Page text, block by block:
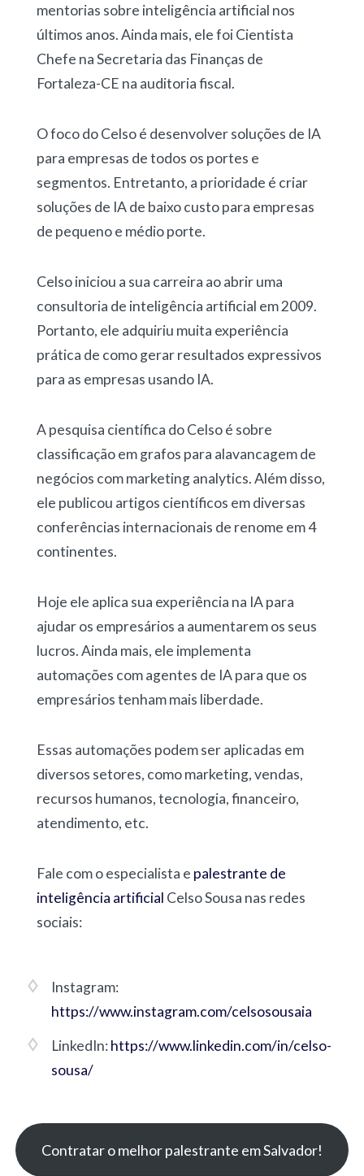
mentorias sobre inteligência artificial nos
últimos anos. Ainda mais, ele foi Cientista
Chefe na Secretaria das Finanças de
Fortaleza-CE na auditoria fiscal.
O foco do Celso é desenvolver soluções de IA
para empresas de todos os portes e
segmentos. Entretanto, a prioridade é criar
soluções de IA de baixo custo para empresas
de pequeno e médio porte.
Celso iniciou a sua carreira ao abrir uma
consultoria de inteligência artificial em 2009.
Portanto, ele adquiriu muita experiência
prática de como gerar resultados expressivos
para as empresas usando IA.
A pesquisa científica do Celso é sobre
classificação em grafos para alavancagem de
negócios com marketing analytics. Além disso,
ele publicou artigos científicos em diversas
conferências internacionais de renome em 4
continentes.
Hoje ele aplica sua experiência na IA para
ajudar os empresários a aumentarem os seus
lucros. Ainda mais, ele implementa
automações com agentes de IA para que os
empresários tenham mais liberdade.
Essas automações podem ser aplicadas em
diversos setores, como marketing, vendas,
recursos humanos, tecnologia, financeiro,
atendimento, etc.
Fale com o especialista e palestrante de
inteligência artificial Celso Sousa nas redes
sociais:
Instagram:
https://www.instagram.com/celsosousaia
LinkedIn:https://www.linkedin.com/in/celso-
sousa/
Contratar o melhor palestrante em Salvador!